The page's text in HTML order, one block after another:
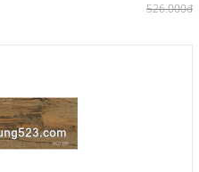
526.000đ